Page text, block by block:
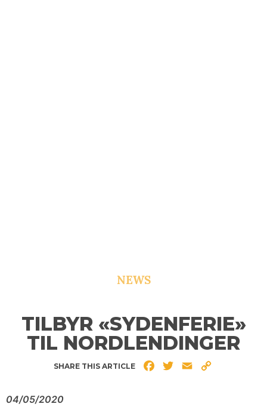
NEWS
TILBYR «SYDENFERIE»
TIL NORDLENDINGER
SHARE THIS ARTICLE FacebookTwitterEmail
04/05/2020